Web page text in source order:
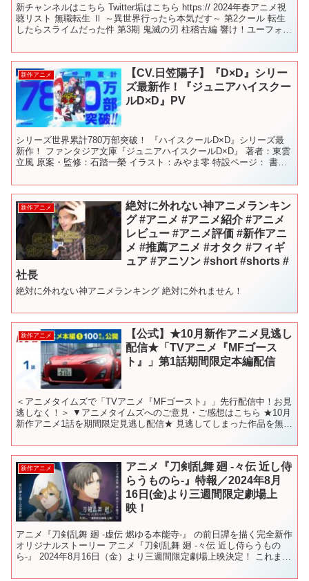
新チャンネルはこちら Twitter垢はこちら https:// 2024年春アニメ視
聴リスト 無職転生 Ⅱ ～異世界行ったら本気だす～ 第2クール 転生
したらスライムだった件 第3期 鬼滅の刃 柱稽古編 響け！ユーフォニ
新作アニメ
【CV.日笠陽子】『D×D』シリー
ズ最新作！『ジュニアハイスクー
ルD×D』PV
シリーズ世界累計780万部突破！ 『ハイスクールD×D』シリーズ最
新作！ ファンタジア文庫『ジュニアハイスクールD×D』 著者：東雲
立風 原案・監修：石踏一榮 イラスト：みやま零 特設ページ： 書籍
新作アニメ
絶対に外れない神アニメランキン
グ #アニメ #アニメ紹介 #アニメ
レビュー #アニメ評価 #新作アニ
メ #推薦アニメ #オタク #フィギ
ュア #アニソン #short #shorts #
社長
絶対に外れない神アニメランキング 絶対に外れません！
新作アニメ
【公式】★10月新作アニメ見逃し
配信★「TVアニメ『MFゴース
ト』」第1話期間限定本編配信
＜アニメタイムズで「TVアニメ『MFゴースト』」先行配信中！お見
逃しなく！＞ ▼アニメタイムズへのご意見・ご感想はこちら ★10月
新作アニメ1話を期間限定見逃し配信★ 見逃してしまった作品を無料
新作アニメ
アニメ『刀剣乱舞 廻 -々伝 近し侍
らうものら-』特報／2024年8月
16日(金)より三週間限定劇場上
映！
アニメ『刀剣乱舞 廻 -虚伝 燃ゆる本能寺-』 の前日譚を描く完全新作
オリジナルストーリー アニメ『刀剣乱舞 廻 -々伝 近し侍らうもの
ら-』 2024年8月16日（金）より三週間限定劇場上映決定！ これまで